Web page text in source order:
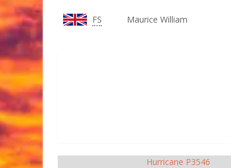
FS Maurice William
Hurricane P3546